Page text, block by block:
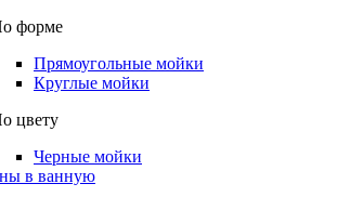
форме
Прямоугольные мойки
Круглые мойки
цвету
Черные мойки
в ванную